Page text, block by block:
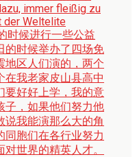
immer fleißig zu
der Weltelite
时候进行一些公益
的时候举办了四场免
地区人们演的，两个
在我老家皮山县高中
要好好上学，我的意
子，如果他们努力他
说我能演那么大的角
同胞们在各行业努力
世界的精英人才。